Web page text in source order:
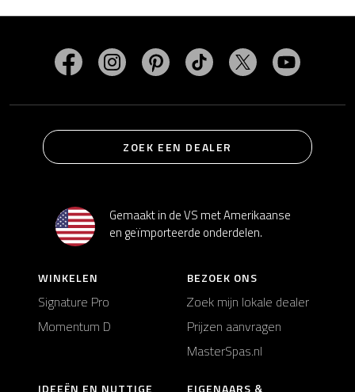
Bezoek MasterSpas op Facebook
Bezoek MasterSpas op Instagram
Bezoek MasterSpas op Pinterest
Bezoek MasterSpas op
BezoekBezoek
Gemaakt in de VS met Amerikaanse
en geïmporteerde onderdelen.
ZOEK EEN DEALER
WINKELEN
Signature Pro
Momentum D
BEZOEK ONS
Zoek mijn lokale dealer
Prijzen aanvragen
MasterSpas.nl
IDEEËN EN NUTTIGE
EIGENAARS &